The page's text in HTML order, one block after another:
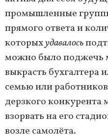
промышленные
прямого ответа и
которыхудавалось
можно было поджечь
выкрасть бухгалтера
семью или
дерзкого
взорвать на его
возле самолёта.